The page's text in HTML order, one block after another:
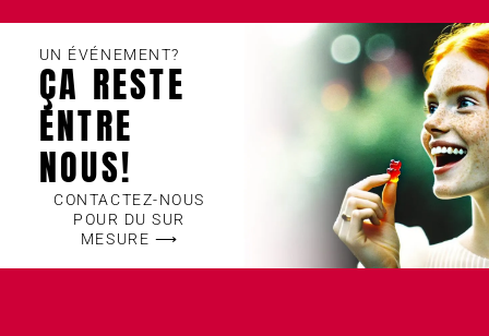
UN ÉVÉNEMENT?
ÇA RESTE
ENTRE
NOUS!
CONTACTEZ-NOUS
POUR DU SUR
MESURE ⟶